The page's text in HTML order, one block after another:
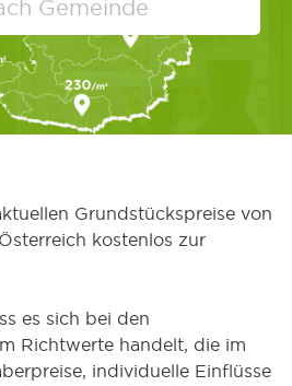
Grundstückspreise von
kostenlos zur
es sich bei den
Richtwerte handelt, die im
individuelle Einflüsse